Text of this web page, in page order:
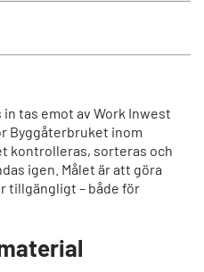
tas emot av Work Inwest
Byggåterbruket inom
kontrolleras, sorteras och
igen. Målet är att göra
tillgängligt – både för